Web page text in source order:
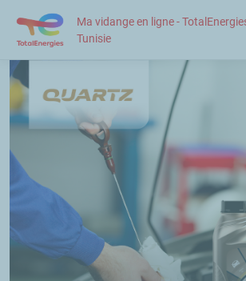
Ma vidange en ligne -
Tunisie